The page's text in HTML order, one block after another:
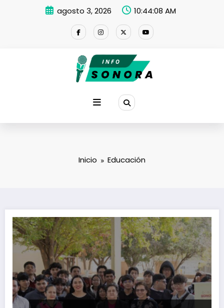
agosto 3, 2026 10:44:08 AM
Inicio Educación